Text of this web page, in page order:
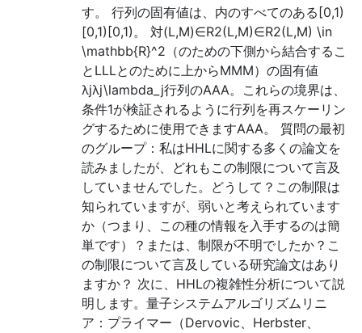
す。 行列の固有値は、内のすべてのある[0,1)
[0,1)[0,1)。 対(L,M)∈R2(L,M)∈R2(L,M) \in
\mathbb{R}^2（のための下側から結合するこ
とLLLとのために上からMMM）の固有値
λjλj\lambda_j行列のAAA。これらの境界は、
条件1が検証されるように行列を再スケーリン
グするために使用できますAAA。 質問の最初
のグループ：私はHHLに関する多くの論文を
読みましたが、どれもこの制限について言及
していませんでした。どうして？この制限は
知られていますが、弱いと考えられています
か（つまり、この種の情報を入手するのは簡
単です）？または、制限が不明でしたか？こ
の制限について言及している研究論文はあり
ますか？ 次に、HHLの複雑性分析について説
明します。量子システムアルゴリズムリニ
ア：プライマー（Dervovic、Herbster、